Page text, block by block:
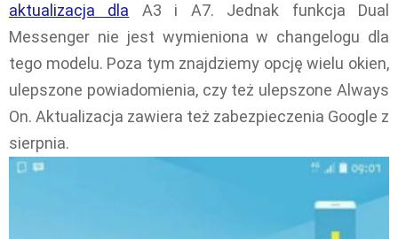
aktualizacja dla A3 i A7. Jednak funkcja Dual
Messenger nie jest wymieniona w changelogu dla
tego modelu. Poza tym znajdziemy opcję wielu okien,
ulepszone powiadomienia, czy też ulepszone Always
On. Aktualizacja zawiera też zabezpieczenia Google z
sierpnia.